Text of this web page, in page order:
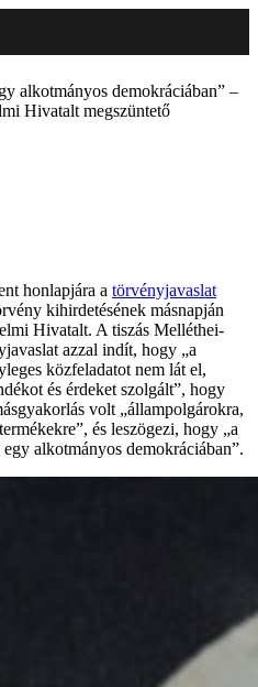
alkotmányos demokráciában” –
Hivatalt megszüntető
honlapjára a törvényjavaslat
kihirdetésének másnapján
Hivatalt. A tiszás Melléthei-
azzal indít, hogy „a
közfeladatot nem lát el,
és érdeket szolgált”, hogy
volt „állampolgárokra,
és leszögezi, hogy „a
alkotmányos demokráciában”.